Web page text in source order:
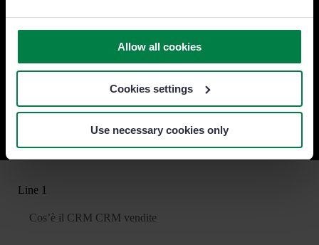
Allow all cookies
Cookies settings
Use necessary cookies only
“Abbiamo aumentato del 25% la ricerca di
Adolfo Masagué
Direttore commerciale presso DAS Seguros
Line 1
Cos’è il CRM CRM vendite